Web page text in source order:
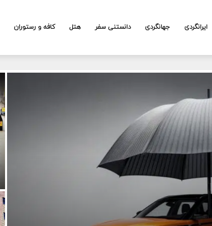
ایرانگردی جهانگردی دانستنی سفر هتل کافه و رستوران